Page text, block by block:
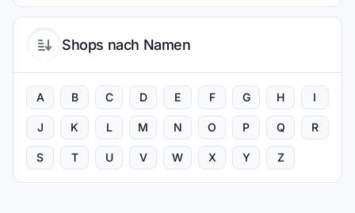
Shops nach Namen
A B C D E F G H I
J K L M N O P Q R
S T U V W X Y Z